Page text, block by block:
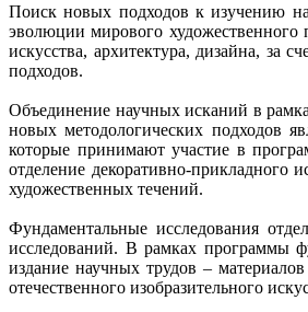
Поиск новых подходов к изучению
эволюции мирового художественного
искусства, архитектура, дизайна, за
подходов.
Объединение научных исканий в
новых методологических подходов
которые принимают участие в
отделение декоративно-прикладного
художественных течений.
Фундаментальные исследования
исследований. В рамках программы
издание научных трудов –
отечественного изобразительного